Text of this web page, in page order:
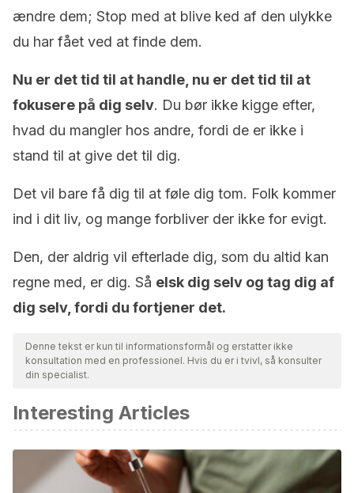
ændre dem; Stop med at blive ked af den ulykke
du har fået ved at finde dem.
Nu er det tid til at handle, nu er det tid til at
fokusere på dig selv. Du bør ikke kigge efter,
hvad du mangler hos andre, fordi de er ikke i
stand til at give det til dig.
Det vil bare få dig til at føle dig tom. Folk kommer
ind i dit liv, og mange forbliver der ikke for evigt.
Den, der aldrig vil efterlade dig, som du altid kan
regne med, er dig. Så elsk dig selv og tag dig af
dig selv, fordi du fortjener det.
Denne tekst er kun til informationsformål og erstatter ikke
konsultation med en professionel. Hvis du er i tvivl, så konsulter
din specialist.
Interesting Articles